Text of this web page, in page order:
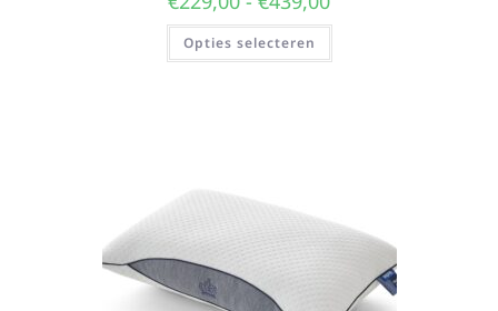
Opties selecteren